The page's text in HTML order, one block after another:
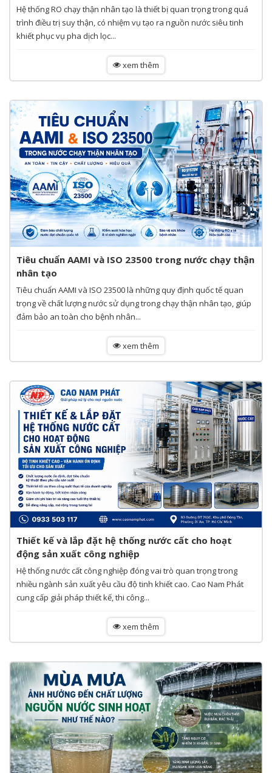
Hệ thống RO chạy thận nhân tạo là thiết bị quan trọng trong quá
trình điều trị suy thận, có nhiệm vụ tạo ra nguồn nước siêu tinh
khiết phục vụ pha dịch lọc...
xem thêm
Tiêu chuẩn AAMI và ISO 23500 trong nước chạy thận
nhân tạo
Tiêu chuẩn AAMI và ISO 23500 là những quy định quốc tế quan
trọng về chất lượng nước sử dụng trong chạy thận nhân tạo, giúp
đảm bảo an toàn cho bệnh nhân...
xem thêm
Thiết kế và lắp đặt hệ thống nước cất cho hoạt
động sản xuất công nghiệp
Hệ thống nước cất công nghiệp đóng vai trò quan trọng trong
nhiều ngành sản xuất yêu cầu độ tinh khiết cao. Cao Nam Phát
cung cấp giải pháp thiết kế, thi công...
xem thêm